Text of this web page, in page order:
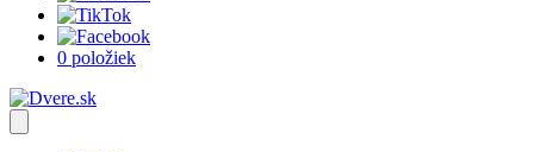
0 položiek